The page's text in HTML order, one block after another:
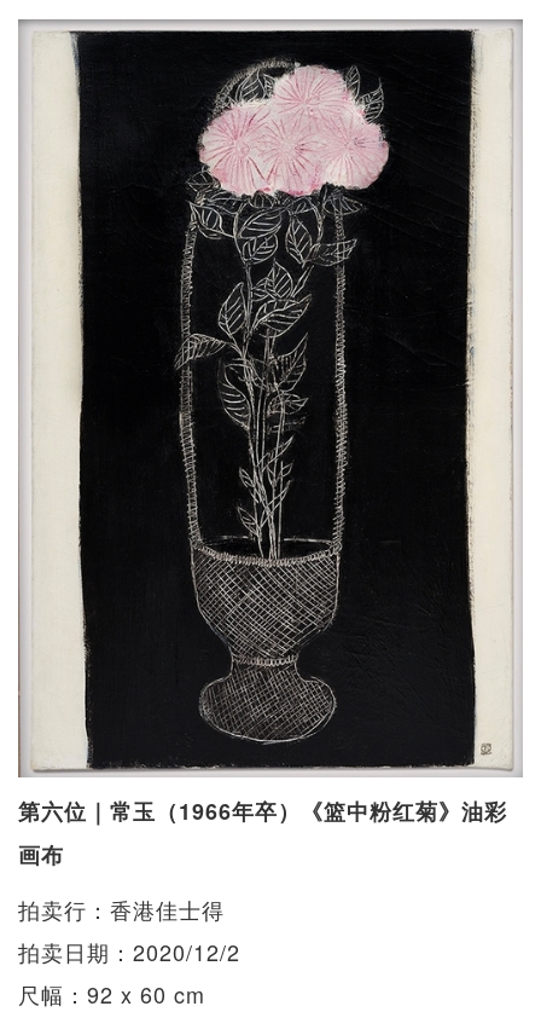
第六位｜常玉（1966年卒）《篮中粉红菊》油彩
画布
拍卖行：香港佳士得
拍卖日期：2020/12/2
尺幅：92 x 60 cm